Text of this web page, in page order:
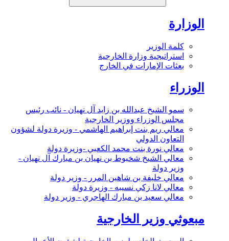
الوزارة
كلمة الوزير
استراتيجية وزارة الخارجية
بعثات الإمارات في الخارج
الوزراء
سمو الشيخ عبدالله بن زايد آل نهيان - نائب رئيس
مجلس الوزراء ووزير الخارجية
معالي ريم بنت إبراهيم الهاشمي - وزيرة دولة لشؤون
التعاون الدولي
معالي نورة بنت محمد الكعبي -وزيرة دولة
معالي الشيخ شخبوط بن نهيان بن مبارك آل نهيان -
وزير دولة
معالي خليفة بن شاهين المرر - وزير دولة
معالي لانا زكي نسيبه - وزيرة دولة
معالي سعيد بن مبارك الهاجري - وزير دولة
مبعوثي وزير الخارجية